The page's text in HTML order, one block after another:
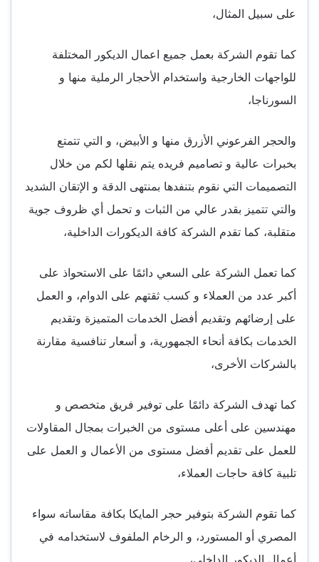
على سبيل المثال،
كما تقوم الشركة بعمل جميع اعمال الديكور المختلفة
للواجهات الخارجية واستخدام الأحجار الرملية منها و
السورناجا،
والحجر الفرعوني الأزرق منها و الأبيض، و التي تتمتع
بخبرات عالية و تصاميم فريده يتم نقلها لكم من خلال
التصميمات التي نقوم بتنفدها بمنتهى الدقة و الإتقان الشديد
والتي تتميز بقدر عالي من الثبات و تحمل أي ظروف جوية
متقلبة، كما تقدم الشركة كافة الديكورات الداخلية،
كما تعمل الشركة على السعي دائمًا على الاستحواذ على
أكبر عدد من العملاء و كسب ثقتهم على الدوام، و العمل
على إرضائهم وتقديم أفضل الخدمات المتميزة وتقديم
الخدمات بكافة أنحاء الجمهورية، و أسعار تنافسية مقارنة
بالشركات الأخرى،
كما تهدف الشركة دائمًا على توفير فريق متخصص و
مهندسين على أعلى مستوى من الخبرات بمجال المقاولات
للعمل على تقديم أفضل مستوى من الأعمال و العمل على
تلبية كافة حاجات العملاء،
كما تقوم الشركة بتوفير حجر المايكا بكافة مقاساته سواء
المصري أو المستورد، و الرخام الملفوف لاستخدامه في
أعمال الديكور الداخلي،